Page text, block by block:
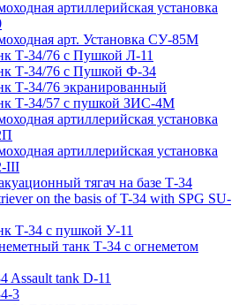
артиллерийская установка
арт. Установка СУ-85М
Т-34/76 с Пушкой Л-11
Т-34/76 с Пушкой Ф-34
Т-34/76 экранированный
Т-34/57 с пушкой ЗИС-4М
артиллерийская установка
артиллерийская установка
III
тягач на базе Т-34
on the basis of T-34 with SPG SU-
Т-34 с пушкой У-11
танк Т-34 с огнеметом
Assault tank D-11
3